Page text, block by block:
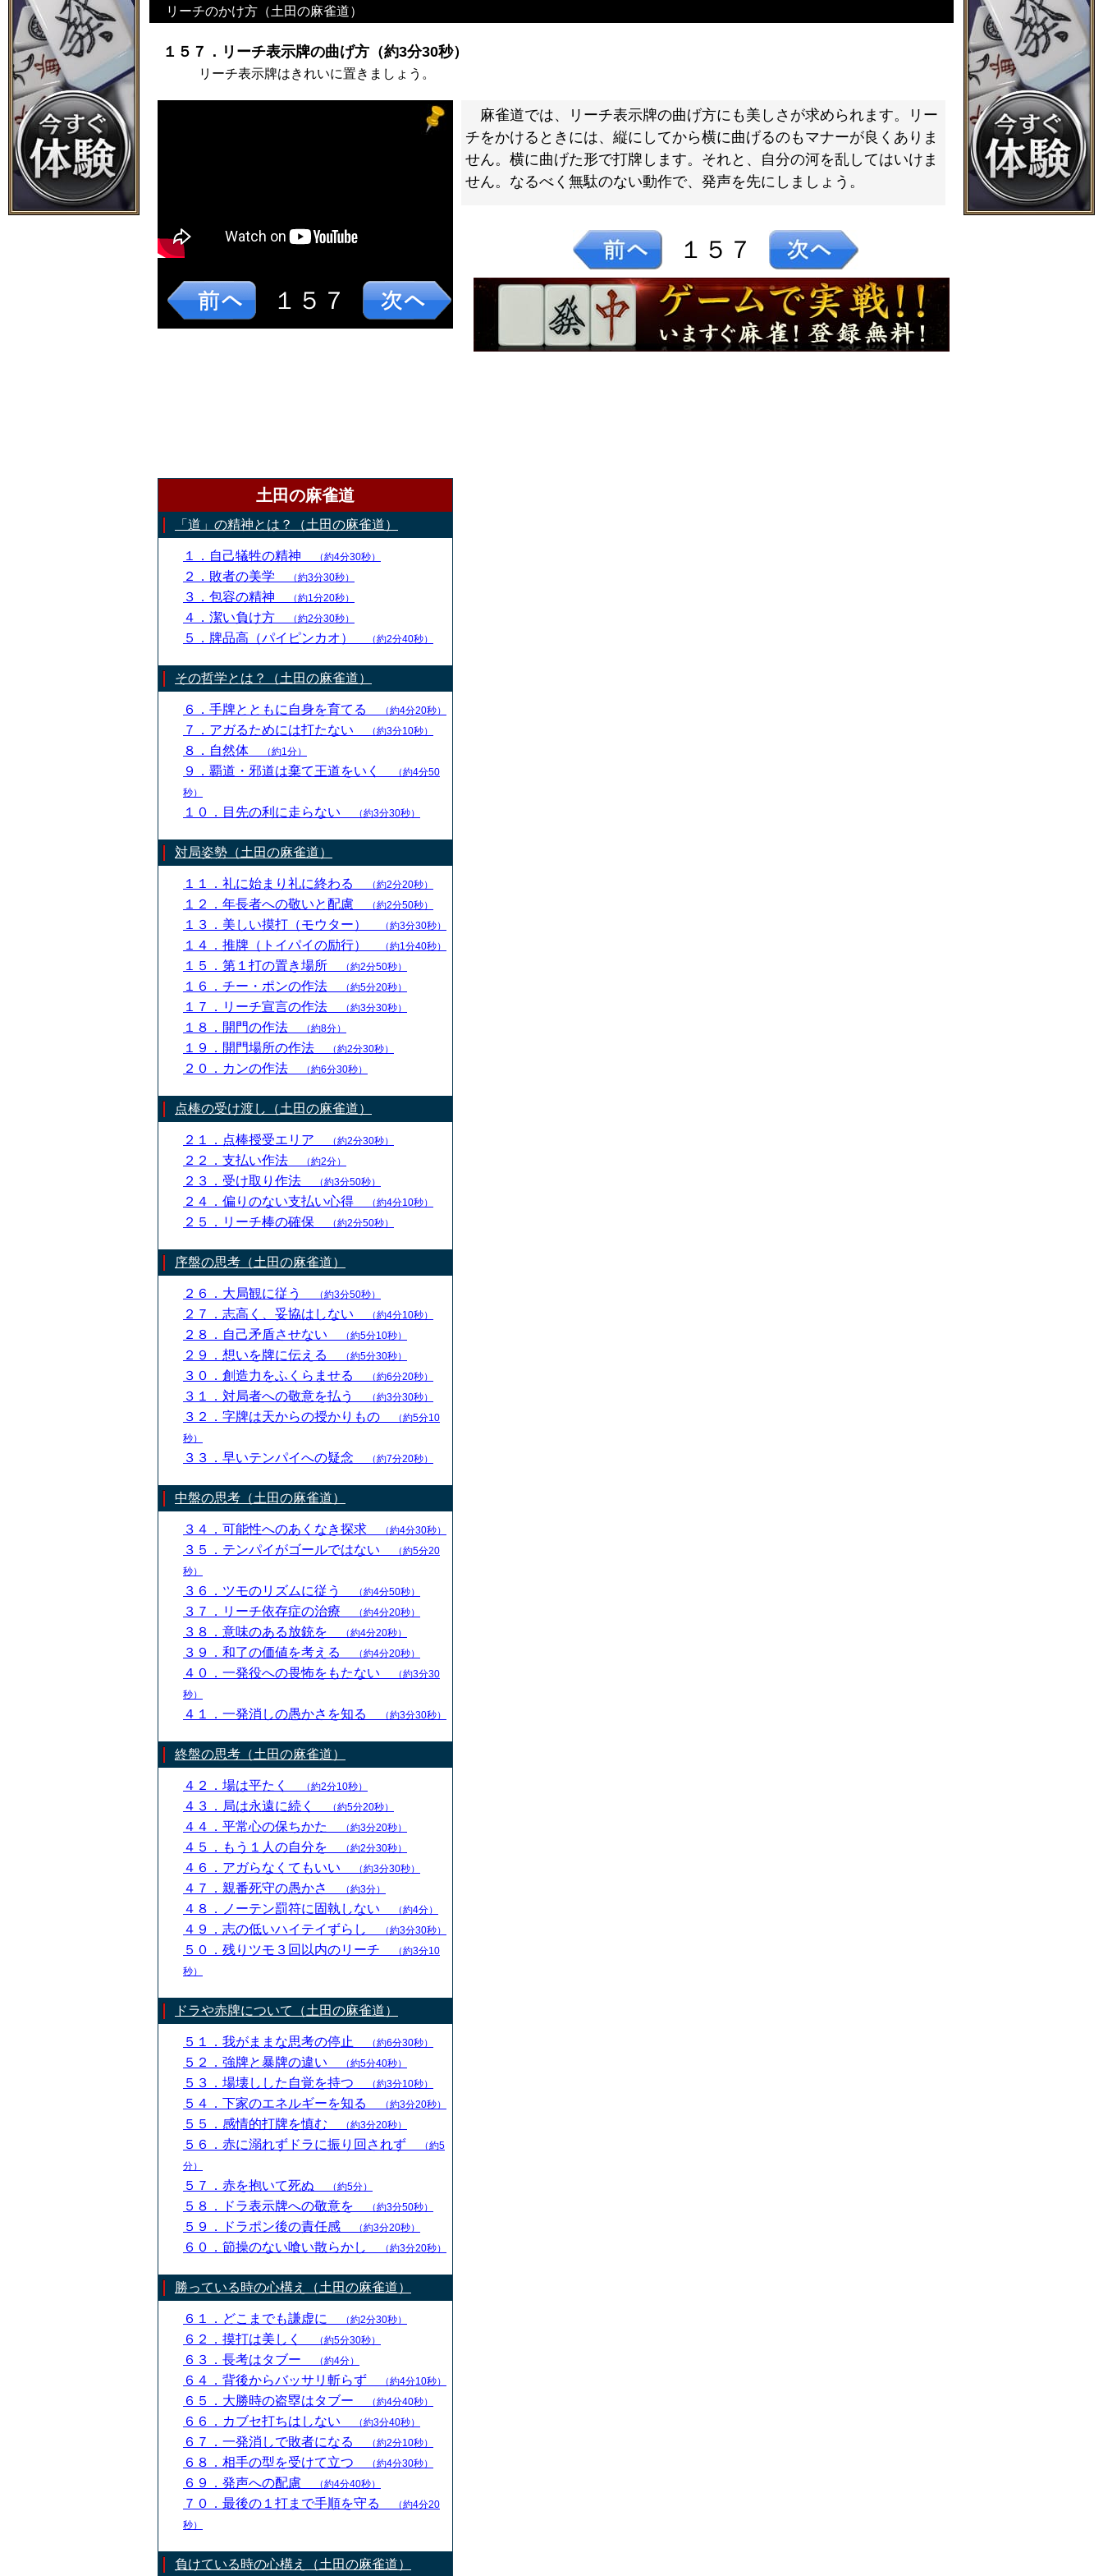
リーチのかけ方（土田の麻雀道）
１５７．リーチ表示牌の曲げ方（約3分30秒）
リーチ表示牌はきれいに置きましょう。
１５７
土田の麻雀道
「道」の精神とは？（土田の麻雀道）
１．自己犠牲の精神 （約4分30秒）
２．敗者の美学 （約3分30秒）
３．包容の精神 （約1分20秒）
４．潔い負け方 （約2分30秒）
５．牌品高（パイピンカオ） （約2分40秒）
その哲学とは？（土田の麻雀道）
６．手牌とともに自身を育てる （約4分20秒）
７．アガるためには打たない （約3分10秒）
８．自然体 （約1分）
９．覇道・邪道は棄て王道をいく
（約4分50
秒）
１０．目先の利に走らない （約3分30秒）
対局姿勢（土田の麻雀道）
１１．礼に始まり礼に終わる （約2分20秒）
１２．年長者への敬いと配慮 （約2分50秒）
１３．美しい摸打（モウター） （約3分30秒）
１４．推牌（トイパイの励行） （約1分40秒）
１５．第１打の置き場所 （約2分50秒）
１６．チー・ポンの作法 （約5分20秒）
１７．リーチ宣言の作法 （約3分30秒）
１８．開門の作法 （約8分）
１９．開門場所の作法 （約2分30秒）
２０．カンの作法 （約6分30秒）
点棒の受け渡し（土田の麻雀道）
２１．点棒授受エリア （約2分30秒）
２２．支払い作法 （約2分）
２３．受け取り作法 （約3分50秒）
２４．偏りのない支払い心得 （約4分10秒）
２５．リーチ棒の確保 （約2分50秒）
序盤の思考（土田の麻雀道）
２６．大局観に従う （約3分50秒）
２７．志高く、妥協はしない （約4分10秒）
２８．自己矛盾させない （約5分10秒）
２９．想いを牌に伝える （約5分30秒）
３０．創造力をふくらませる （約6分20秒）
３１．対局者への敬意を払う （約3分30秒）
３２．字牌は天からの授かりもの
（約5分10
秒）
３３．早いテンパイへの疑念 （約7分20秒）
中盤の思考（土田の麻雀道）
３４．可能性へのあくなき探求 （約4分30秒）
３５．テンパイがゴールではない
（約5分20
秒）
３６．ツモのリズムに従う （約4分50秒）
３７．リーチ依存症の治療 （約4分20秒）
３８．意味のある放銃を （約4分20秒）
３９．和了の価値を考える （約4分20秒）
４０．一発役への畏怖をもたない
（約3分30
秒）
４１．一発消しの愚かさを知る （約3分30秒）
終盤の思考（土田の麻雀道）
４２．場は平たく （約2分10秒）
４３．局は永遠に続く （約5分20秒）
４４．平常心の保ちかた （約3分20秒）
４５．もう１人の自分を （約2分30秒）
４６．アガらなくてもいい （約3分30秒）
４７．親番死守の愚かさ （約3分）
４８．ノーテン罰符に固執しない （約4分）
４９．志の低いハイテイずらし （約3分30秒）
５０．残りツモ３回以内のリーチ
（約3分10
秒）
ドラや赤牌について（土田の麻雀道）
５１．我がままな思考の停止 （約6分30秒）
５２．強牌と暴牌の違い （約5分40秒）
５３．場壊しした自覚を持つ （約3分10秒）
５４．下家のエネルギーを知る （約3分20秒）
５５．感情的打牌を慎む （約3分20秒）
５６．赤に溺れずドラに振り回されず
（約5
分）
５７．赤を抱いて死ぬ （約5分）
５８．ドラ表示牌への敬意を （約3分50秒）
５９．ドラポン後の責任感 （約3分20秒）
６０．節操のない喰い散らかし （約3分20秒）
勝っている時の心構え（土田の麻雀道）
６１．どこまでも謙虚に （約2分30秒）
６２．摸打は美しく （約5分30秒）
６３．長考はタブー （約4分）
６４．背後からバッサリ斬らず （約4分10秒）
６５．大勝時の盗塁はタブー （約4分40秒）
６６．カブセ打ちはしない （約3分40秒）
６７．一発消しで敗者になる （約2分10秒）
６８．相手の型を受けて立つ （約4分30秒）
６９．発声への配慮 （約4分40秒）
７０．最後の１打まで手順を守る
（約4分20
秒）
負けている時の心構え（土田の麻雀道）
麻雀道では、リーチ表示牌の曲げ方にも美しさが求められます。リー
チをかけるときには、縦にしてから横に曲げるのもマナーが良くありま
せん。横に曲げた形で打牌します。それと、自分の河を乱してはいけま
せん。なるべく無駄のない動作で、発声を先にしましょう。
１５７